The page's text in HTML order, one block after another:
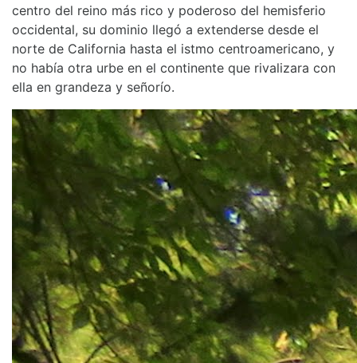
centro del reino más rico y poderoso del hemisferio
occidental, su dominio llegó a extenderse desde el
norte de California hasta el istmo centroamericano, y
no había otra urbe en el continente que rivalizara con
ella en grandeza y señorío.